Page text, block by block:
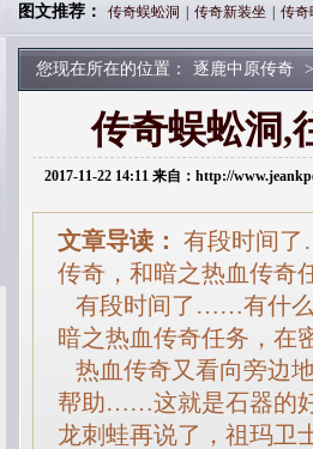
图文推荐：
传奇蜈蚣洞 传奇新装坐 传奇
您现在所在的位置： 逐鹿中原传奇 >
传奇蜈蚣洞,
2017-11-22 14:11 来自：http://
文章导读： 有段时间
传奇，和暗之热血传奇
有段时间了……有什么
暗之热血传奇任务，在
热血传奇又看向旁边
帮助……这就是石器的
龙刺蛙再说了，祖玛卫